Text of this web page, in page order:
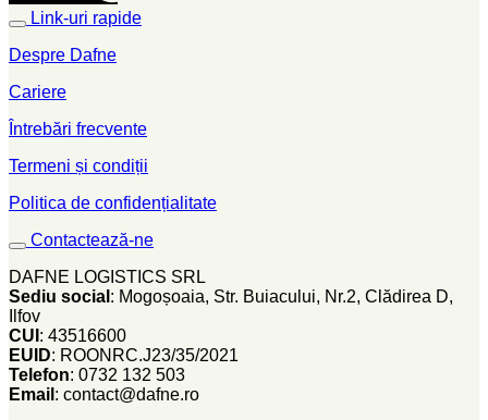
Link-uri rapide
Despre Dafne
Cariere
Întrebări frecvente
Termeni și condiții
Politica de confidențialitate
Contactează-ne
DAFNE LOGISTICS SRL
Sediu social : Mogoșoaia, Str. Buiacului, Nr.2, Clădirea D,
Ilfov
CUI : 43516600
EUID: ROONRC.J23/35/2021
Telefon: 0732 132 503
Email : contact@dafne.ro